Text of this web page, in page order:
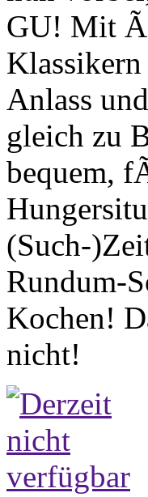
GU! Mit
Anlass
gleich zu
bequem,
(Such-
Rundum-
Kochen!
nicht!